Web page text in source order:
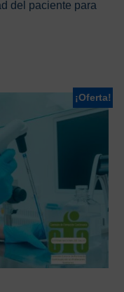
del paciente para
¡Oferta!